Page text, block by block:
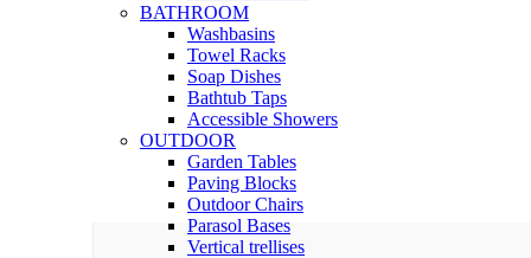
BATHROOM
Washbasins
Towel Racks
Soap Dishes
Bathtub Taps
Accessible Showers
OUTDOOR
Garden Tables
Paving Blocks
Outdoor Chairs
Parasol Bases
Vertical trellises